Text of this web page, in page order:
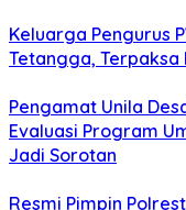
Keluarga Pengurus
Tetangga, Terpaksa
Pengamat Unila
Evaluasi Program
Jadi Sorotan
Resmi Pimpin